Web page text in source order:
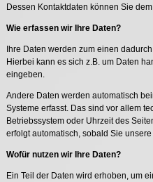
Dessen Kontaktdaten können Sie
Wie erfassen wir Ihre Daten?
Ihre Daten werden zum einen
Hierbei kann es sich z.B. um Daten
eingeben.
Andere Daten werden automatisch
Systeme erfasst. Das sind vor allem
Betriebssystem oder Uhrzeit des
erfolgt automatisch, sobald Sie unsere
Wofür nutzen wir Ihre Daten?
Ein Teil der Daten wird erhoben, um